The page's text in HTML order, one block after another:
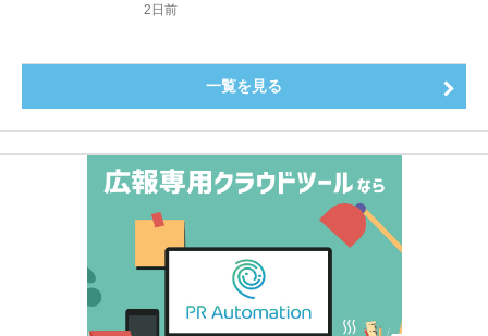
2日前
一覧を見る